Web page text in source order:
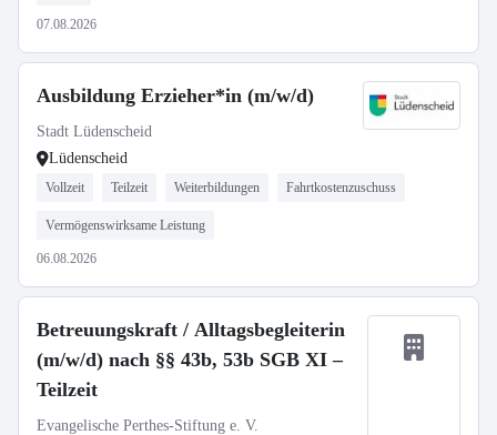
07.08.2026
Ausbildung Erzieher*in (m/w/d)
Stadt Lüdenscheid
Lüdenscheid
Vollzeit Teilzeit Weiterbildungen Fahrtkostenzuschuss
Vermögenswirksame Leistung
06.08.2026
Betreuungskraft / Alltagsbegleiterin
(m/w/d) nach §§ 43b, 53b SGB XI –
Teilzeit
Evangelische Perthes-Stiftung e. V.